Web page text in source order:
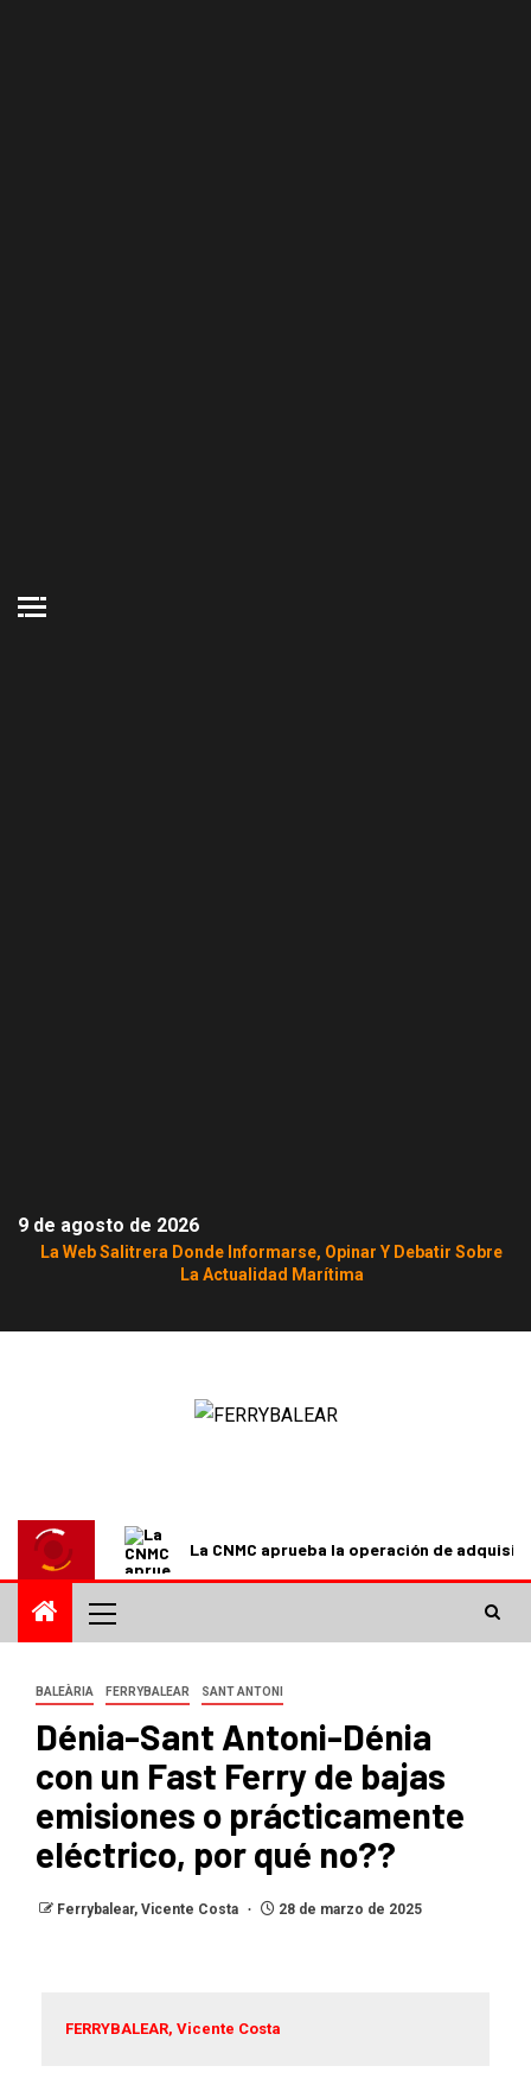
9 de agosto de 2026
La Web Salitrera Donde Informarse, Opinar Y Debatir Sobre
La Actualidad Marítima
La CNMC aprueba la operación de
BALEÀRIA FERRYBALEAR SANT ANTONI
Dénia-Sant Antoni-Dénia
con un Fast Ferry de bajas
emisiones o prácticamente
eléctrico, por qué no??
Ferrybalear, Vicente Costa 28 de marzo de 2025
FERRYBALEAR, Vicente Costa